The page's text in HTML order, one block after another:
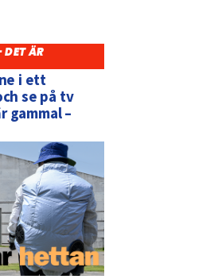
ÄR
i ett
se på tv
gammal –